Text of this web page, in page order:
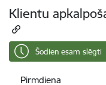
Klientu
Šodien esam slēgti
Pirmdiena